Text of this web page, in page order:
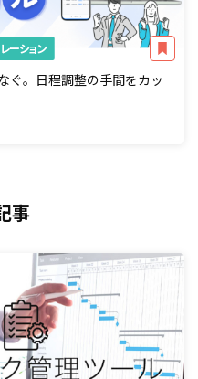
ーション
ぐ。日程調整の手間をカッ
事